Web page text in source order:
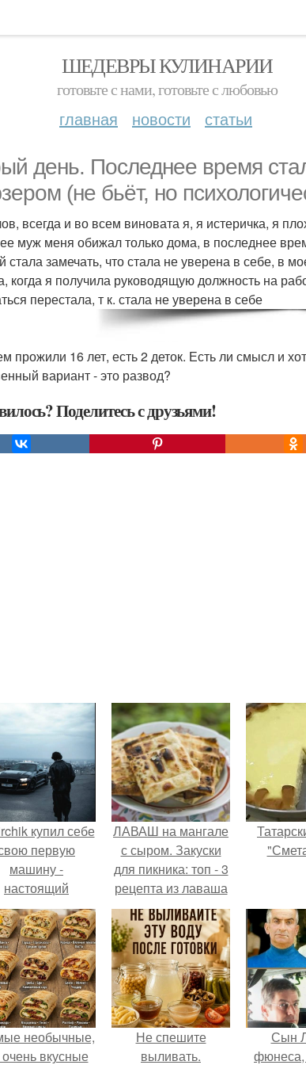
ШЕДЕВРЫ КУЛИНАРИИ
готовьте с нами, готовьте с любовью
главная новости статьи
день. Последнее время
(не бьёт, но
всегда и во всем виновата я, я истеричка, я
муж меня обижал только дома, в последнее
стала замечать, что стала не уверена в себе, в
когда я получила руководящую должность на
перестала, т к. стала не уверена в себе
прожили 16 лет, есть 2 деток. Есть ли смысл и
вариант - это развод?
Поделитесь с друзьями!
купил себе
первую
машину -
настоящий
мечты
для многих
ЛАВАШ на мангале
с сыром. Закуски
для пикника: топ - 3
рецепта из лаваша
на мангале на
любой вкус.
необычные,
вкусные
Не спешите
выливать.
Сын
фюнеса,